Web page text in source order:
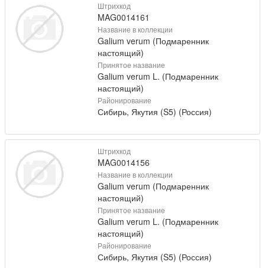
Штрихкод
MAG0014161
Название в коллекции
Galium verum (Подмаренник
настоящий)
Принятое название
Galium verum L. (Подмаренник
настоящий)
Районирование
Сибирь, Якутия (S5) (Россия)
Штрихкод
MAG0014156
Название в коллекции
Galium verum (Подмаренник
настоящий)
Принятое название
Galium verum L. (Подмаренник
настоящий)
Районирование
Сибирь, Якутия (S5) (Россия)